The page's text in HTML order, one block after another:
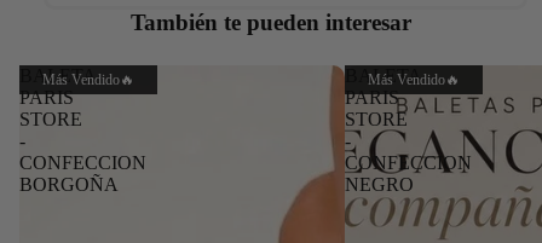
También te pueden interesar
Más Vendido🔥
BALETA
PARIS
STORE
-
CONFECCION
BORGOÑA
Más Vendido🔥
BALETA
PARIS
STORE
-
CONFECCION
NEGRO